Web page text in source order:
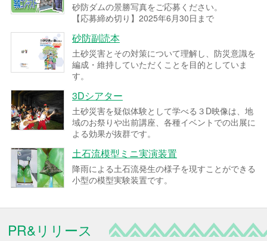
砂防ダムの景勝写真をご応募ください。
【応募締め切り】2025年6月30日まで
砂防副読本
土砂災害とその対策について理解し、防災意識を
編成・維持していただくことを目的としていま
す。
3Dシアター
土砂災害を疑似体験として学べる３D映像は、地
域のお祭りや出前講座、各種イベントでの出展に
よる効果が抜群です。
土石流模型ミニ実演装置
降雨による土石流発生の様子を現すことができる
小型の模型実験装置です。
PR&リリース